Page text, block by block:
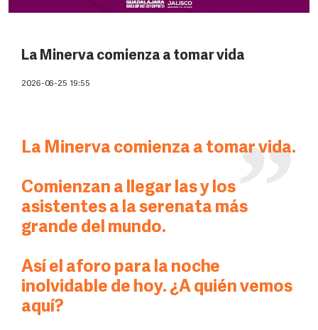
La Minerva comienza a tomar vida
2026-06-25 19:55
La Minerva comienza a tomar vida.
Comienzan a llegar las y los
asistentes a la serenata más
grande del mundo.
Así el aforo para la noche
inolvidable de hoy. ¿A quién vemos
aquí?